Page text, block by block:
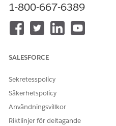
ANTECKNING
omfattas av villkoren för
utförs av kunden, och
betatjänst sker efter kundens
1-800-667-6389
SALESFORCE
Sekretesspolicy
Säkerhetspolicy
Användningsvillkor
Riktlinjer för deltagande